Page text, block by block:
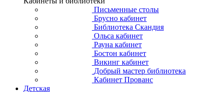
Письменные столы
Брусно кабинет
Библиотека Скандия
Ольса кабинет
Рауна кабинет
Бостон кабинет
Викинг кабинет
Добрый мастер библиотека
Кабинет Прованс
Детская